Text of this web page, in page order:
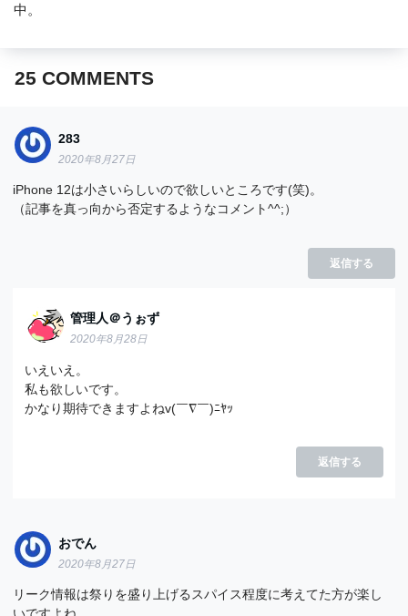
中。
25 COMMENTS
283
2020年8月27日
iPhone 12は小さいらしいので欲しいところです(笑)。
（記事を真っ向から否定するようなコメント^^;）
返信する
管理人＠うぉず
2020年8月28日
いえいえ。
私も欲しいです。
かなり期待できますよねv(￣∇￣)ﾆﾔｯ
返信する
おでん
2020年8月27日
リーク情報は祭りを盛り上げるスパイス程度に考えてた方が楽し